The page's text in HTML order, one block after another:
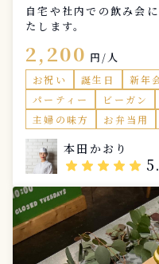
自宅や社内での飲み会
たします。
2,200 円/人
お祝い 誕生日 新年
パーティー
ビーガン
主婦の味方
お弁当用
本田かおり
star star star star star